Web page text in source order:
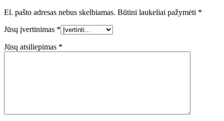
El. pašto adresas nebus skelbiamas. Būtini laukeliai pažymėti *
Jūsų įvertinimas *
Jūsų atsiliepimas *